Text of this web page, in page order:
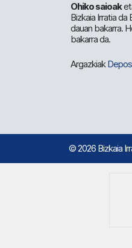
Ohiko saioak
Bizkaia Irratia
dauan bakarra.
bakarra da.
Argazkiak
© 2026 Bizkaia